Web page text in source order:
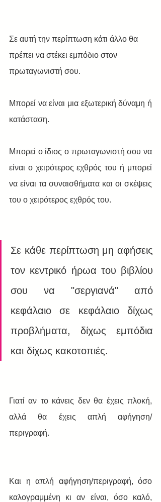
Σε αυτή την περίπτωση κάτι άλλο θα
πρέπει να στέκει εμπόδιο στον
πρωταγωνιστή σου.
Μπορεί να είναι μια εξωτερική δύναμη ή
κατάσταση.
Μπορεί ο ίδιος ο πρωταγωνιστή σου να
είναι ο χειρότερος εχθρός του ή μπορεί
να είναι τα συναισθήματα και οι σκέψεις
του ο χειρότερος εχθρός του.
Σε κάθε περίπτωση μη αφήσεις
τον κεντρικό ήρωα του βιβλίου
σου να "σεργιανά" από
κεφάλαιο σε κεφάλαιο δίχως
προβλήματα, δίχως εμπόδια
και δίχως κακοτοπιές.
Γιατί αν το κάνεις δεν θα έχεις πλοκή,
αλλά θα έχεις απλή αφήγηση/
περιγραφή.
Και η απλή αφήγηση/περιγραφή, όσο
καλογραμμένη κι αν είναι, όσο καλό,